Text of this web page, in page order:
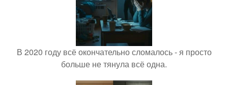
В 2020 году всё окончательно сломалось - я просто
больше не тянула всё одна.